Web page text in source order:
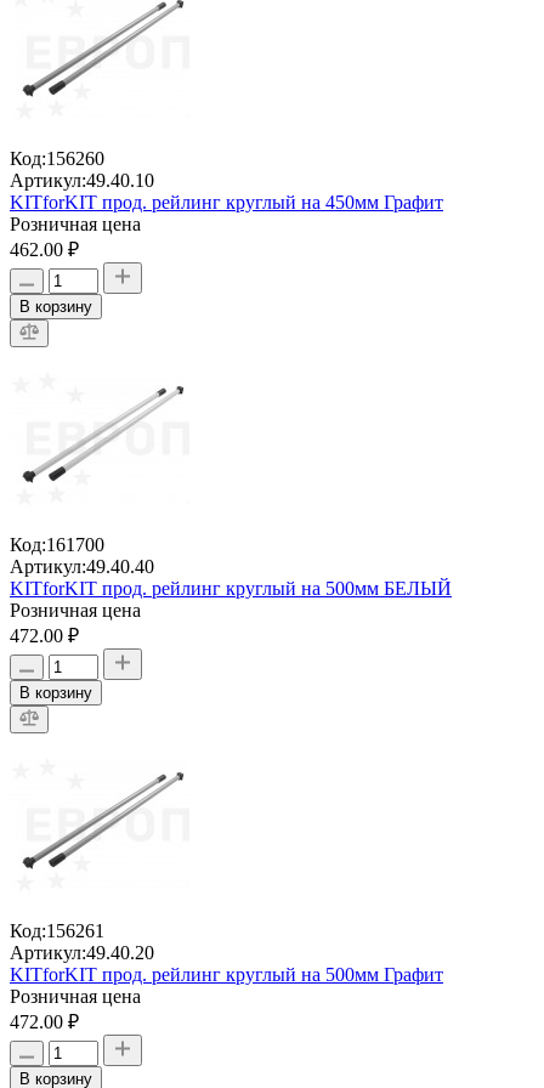
Код:156260
Артикул:49.40.10
KITforKIT прод. рейлинг круглый на 450мм Графит
Розничная цена
462.00 ₽
В корзину
Код:161700
Артикул:49.40.40
KITforKIT прод. рейлинг круглый на 500мм БЕЛЫЙ
Розничная цена
472.00 ₽
В корзину
Код:156261
Артикул:49.40.20
KITforKIT прод. рейлинг круглый на 500мм Графит
Розничная цена
472.00 ₽
В корзину